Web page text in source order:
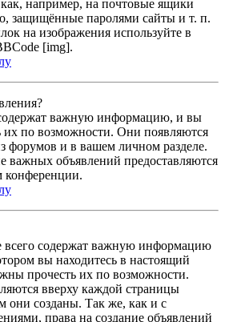
например, на почтовые ящики
защищённые паролями сайты и т. п.
на изображения используйте в
[img].
важную информацию, и вы
их по возможности. Они появляются
форумов и в вашем личном разделе.
важных объявлений предоставляются
конференции.
всего содержат важную информацию
вы находитесь в настоящий
прочесть их по возможности.
вверху каждой страницы
они созданы. Так же, как и с
права на создание объявлений